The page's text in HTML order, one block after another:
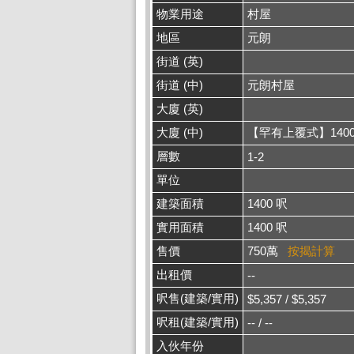
物業用途
村屋
地區
元朗
街道 (英)
街道 (中)
元朗村屋
大廈 (英)
大廈 (中)
【罕有上覆式】
層數
1-2
單位
建築面積
1400 呎
實用面積
1400 呎
售價
750萬 按揭計算
出租價
--
呎售(建築/實用)
$5,357 / $5,357
呎租(建築/實用)
-- / --
入伙年份